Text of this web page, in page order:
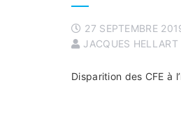
27 SEPTEMBRE
JACQUES HELLART
Disparition des CFE à